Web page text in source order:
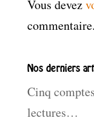
Vous devez
commentaire.
Nos derniers
Cinq
lectures…